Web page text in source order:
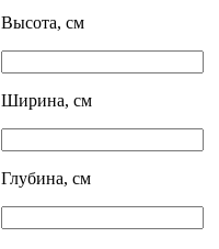
Высота, см
Ширина, см
Глубина, см